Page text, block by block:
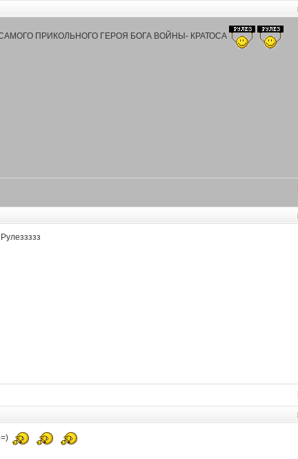
ПРИКОЛЬНОГО ГЕРОЯ БОГА ВОЙНЫ- КРАТОСА
Рулеззззз